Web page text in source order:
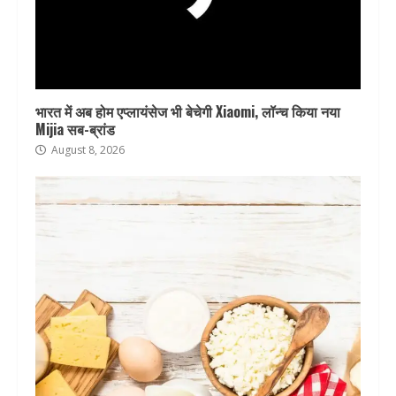
भारत में अब होम एप्लायंसेज भी बेचेगी Xiaomi, लॉन्च किया नया
Mijia सब-ब्रांड
August 8, 2026